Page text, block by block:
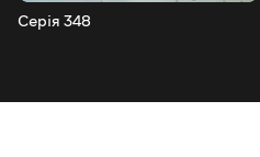
Серія 348